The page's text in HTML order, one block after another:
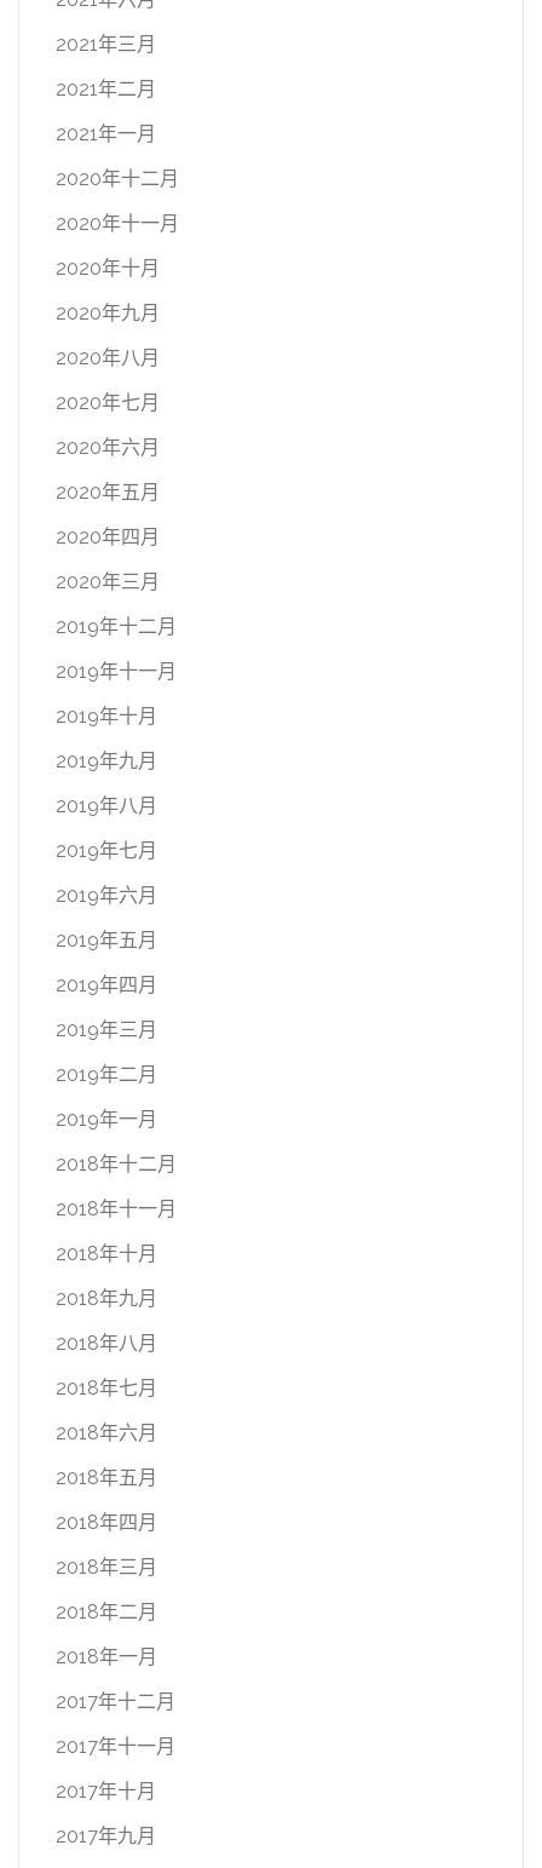
2021年三月
2021年二月
2021年一月
2020年十二月
2020年十一月
2020年十月
2020年九月
2020年八月
2020年七月
2020年六月
2020年五月
2020年四月
2020年三月
2019年十二月
2019年十一月
2019年十月
2019年九月
2019年八月
2019年七月
2019年六月
2019年五月
2019年四月
2019年三月
2019年二月
2019年一月
2018年十二月
2018年十一月
2018年十月
2018年九月
2018年八月
2018年七月
2018年六月
2018年五月
2018年四月
2018年三月
2018年二月
2018年一月
2017年十二月
2017年十一月
2017年十月
2017年九月